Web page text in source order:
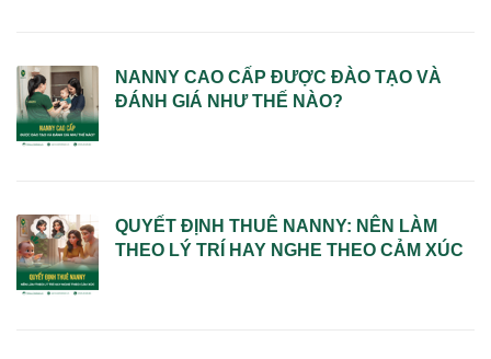
NANNY CAO CẤP ĐƯỢC ĐÀO TẠO VÀ
ĐÁNH GIÁ NHƯ THẾ NÀO?
QUYẾT ĐỊNH THUÊ NANNY: NÊN LÀM
THEO LÝ TRÍ HAY NGHE THEO CẢM XÚC